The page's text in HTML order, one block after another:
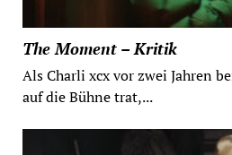
The Moment – Kritik
Als Charli xcx vor zwei Jahren
auf die Bühne trat,...